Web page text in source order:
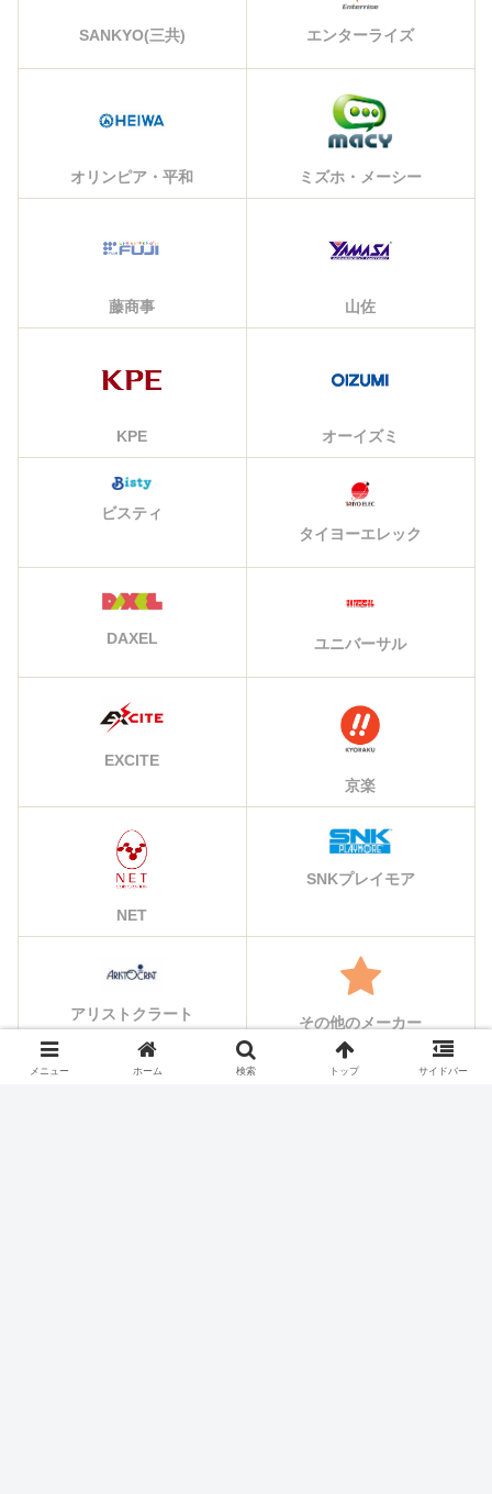
SANKYO(三共) エンターライズ
オリンピア・平和 ミズホ・メーシー
藤商事 山佐
KPE オーイズミ
ビスティ
タイヨーエレック
DAXEL ユニバーサル
EXCITE
京楽
NET
SNKプレイモア
アリストクラート その他のメーカー
メニュー ホーム 検索 トップ サイドバー